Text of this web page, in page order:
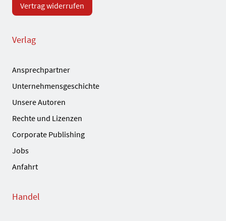
Vertrag widerrufen
Verlag
Ansprechpartner
Unternehmensgeschichte
Unsere Autoren
Rechte und Lizenzen
Corporate Publishing
Jobs
Anfahrt
Handel